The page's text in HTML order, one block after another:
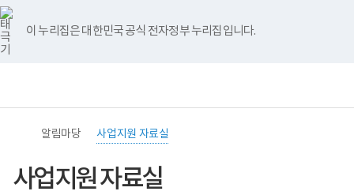
바
로
가
기
메
이 누리집은 대한민국 공식 전자정부 누리집입니다.
너
비
767px
이
하
운
기
관)
건
복
검
메
홈
알림마당 사업지원 자료실
사업지원 자료실
유
튜
브
블
로
그
인
스
타
그
램
페
이
스
북